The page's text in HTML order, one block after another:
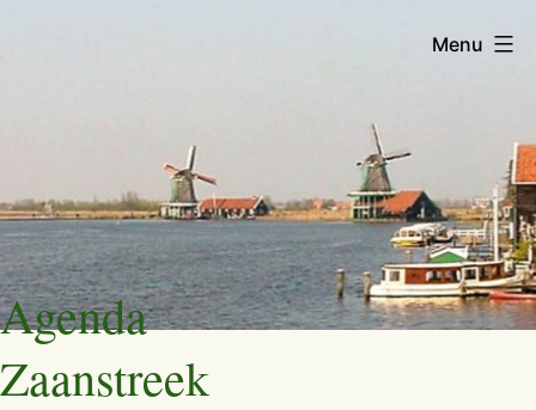
Ga
naar
de
inhoud
Agenda
Zaanstreek
Menu